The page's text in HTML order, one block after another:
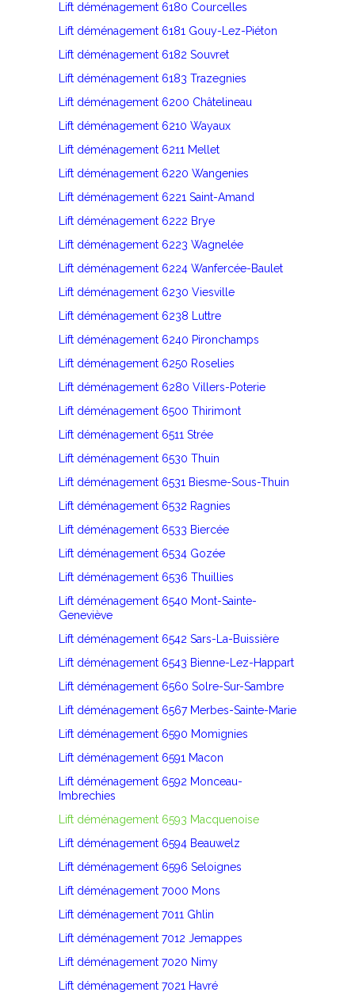
Lift déménagement 6180 Courcelles
Lift déménagement 6181 Gouy-Lez-Piéton
Lift déménagement 6182 Souvret
Lift déménagement 6183 Trazegnies
Lift déménagement 6200 Châtelineau
Lift déménagement 6210 Wayaux
Lift déménagement 6211 Mellet
Lift déménagement 6220 Wangenies
Lift déménagement 6221 Saint-Amand
Lift déménagement 6222 Brye
Lift déménagement 6223 Wagnelée
Lift déménagement 6224 Wanfercée-Baulet
Lift déménagement 6230 Viesville
Lift déménagement 6238 Luttre
Lift déménagement 6240 Pironchamps
Lift déménagement 6250 Roselies
Lift déménagement 6280 Villers-Poterie
Lift déménagement 6500 Thirimont
Lift déménagement 6511 Strée
Lift déménagement 6530 Thuin
Lift déménagement 6531 Biesme-Sous-Thuin
Lift déménagement 6532 Ragnies
Lift déménagement 6533 Biercée
Lift déménagement 6534 Gozée
Lift déménagement 6536 Thuillies
Lift déménagement 6540 Mont-Sainte-
Geneviève
Lift déménagement 6542 Sars-La-Buissière
Lift déménagement 6543 Bienne-Lez-Happart
Lift déménagement 6560 Solre-Sur-Sambre
Lift déménagement 6567 Merbes-Sainte-Marie
Lift déménagement 6590 Momignies
Lift déménagement 6591 Macon
Lift déménagement 6592 Monceau-
Imbrechies
Lift déménagement 6593 Macquenoise
Lift déménagement 6594 Beauwelz
Lift déménagement 6596 Seloignes
Lift déménagement 7000 Mons
Lift déménagement 7011 Ghlin
Lift déménagement 7012 Jemappes
Lift déménagement 7020 Nimy
Lift déménagement 7021 Havré